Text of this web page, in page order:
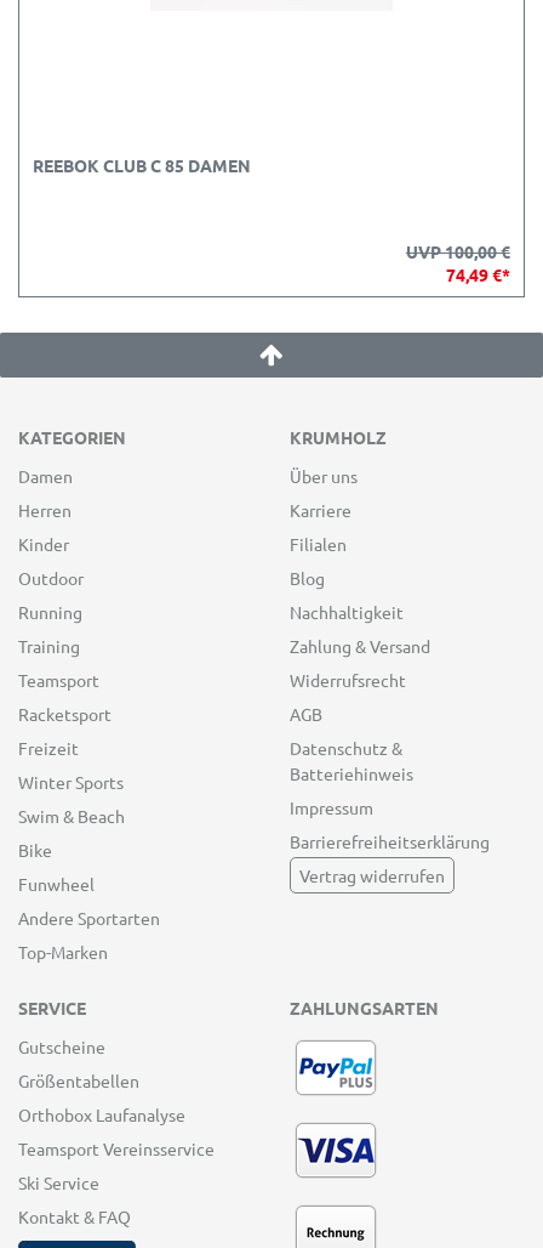
REEBOK CLUB C 85 DAMEN
UVP 100,00 €
74,49 €*
KATEGORIEN
Damen
Herren
Kinder
Outdoor
Running
Training
Teamsport
Racketsport
Freizeit
Winter Sports
Swim & Beach
Bike
Funwheel
Andere Sportarten
Top-Marken
KRUMHOLZ
Über uns
Karriere
Filialen
Blog
Nachhaltigkeit
Zahlung & Versand
Widerrufsrecht
AGB
Datenschutz &
Batteriehinweis
Impressum
Barrierefreiheitserklärung
Vertrag widerrufen
SERVICE
Gutscheine
Größentabellen
Orthobox Laufanalyse
Teamsport Vereinsservice
Ski Service
Kontakt & FAQ
ZAHLUNGSARTEN